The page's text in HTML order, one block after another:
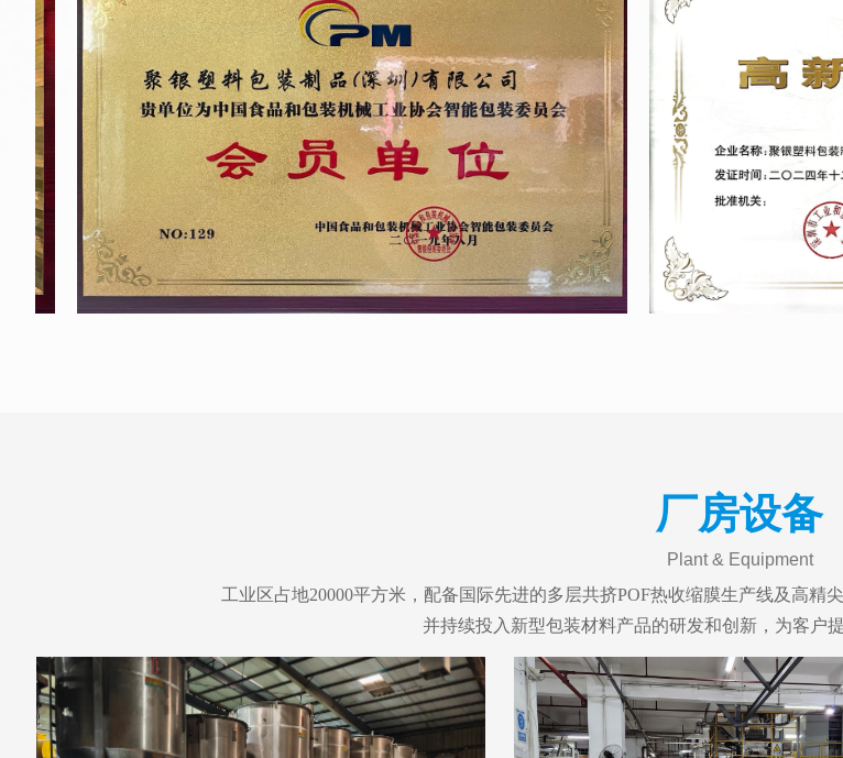
厂房设备
Plant & Equipment
工业区占地20000平方米，配备国际先进的多层共挤POF热收缩膜生产线及高精
并持续投入新型包装材料产品的研发和创新，为客户